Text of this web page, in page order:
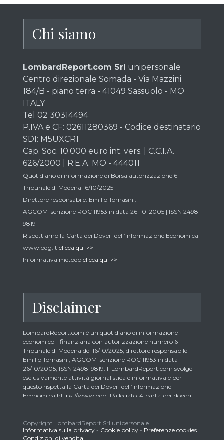
Chi siamo
LombardReport.com Srl unipersonale
Centro direzionale Somada - Via Mazzini
184/B - piano terra - 41049 Sassuolo - MO
ITALY
Tel 02 30314494
P.IVA e CF: 02611280369 - Codice destinatario
SDI: M5UXCR1
Cap. Soc. 10.000 euro int. vers. | C.C.I.A.
626/2000 | R.E.A. MO - 444011
Quotidiano di informazione di Borsa autorizzazione 6
Tribunale di Modena 16/10/2025
Direttore responsabile: Emilio Tomasini.
AGCOM iscrizione ROC 11953 in data 26-10-2005 | ISSN 2498-
9819
Rispettiamo la Carta dei Doveri dell’Informazione Economica
www.odg.it clicca qui >>
Informativa metodo clicca qui >>
Disclaimer
LombardReport.com è un quotidiano di informazione
economico - finanziaria con autorizzazione numero 6
Tribunale di Modena del 16/10/2025, direttore responsabile
Emilio Tomasini, AGCOM iscrizione ROC 11953 in data
26/10/2005, ISSN 2498-9819. Il LombardReport.com svolge
esclusivamente attività giornalistica e informativa e per
questo rispetta la Carta dei Doveri dell’Informazione
Economica https://www.odg.it/allegato-4-carta-dei-doveri-
essere consapevoli che i collaboratori di LombardReport.com
iscritti all’Ordine dei Giornalisti non possono detenere i titoli
Copyright LombardReport Srl unipersonale.
Informativa sulla privacy - Cookie policy - Preferenze cookies
Condizioni di vendita